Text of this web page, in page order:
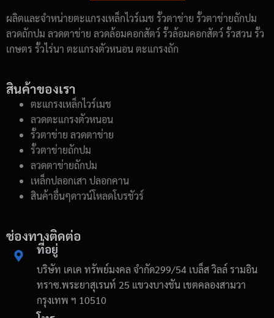
ผลิตและจำหน่ายตะแกรงเหล็กไวร์เมช รั้วตาข่าย รั้วตาข่ายถักปม
ลวดถักปม ลวดตาข่าย ลวดล้อมคอกสัตว์ รั้วล้อมคอกสัตว์ รั้วสวน รั้ว
เกษตร รั้วไร่นา ตะแกรงตัวหนอน ตะแกรงถัก
สินค้าของเรา
ตะแกรงเหล็กไวร์เมช
ลวดตะแกรงตัวหนอน
รั้วตาข่าย ลวดตาข่าย
รั้วตาข่ายถักปม
ลวดตาข่ายถักปม
เหล็กปลอกเสา ปลอกคาน
สินค้าอื่นๆดาวน์โหลดโบรชัวร์
ช่องทางติดต่อ
ที่อยู่
บริษัท เคเค ทรัพย์มงคล จำกัด299/54 เบล็ส วิลล์ รามอิน
ทราซ.พระยาสุเรนท์ 25 แขวงบางชัน เขตคลองสามวา
กรุงเทพ ฯ 10510